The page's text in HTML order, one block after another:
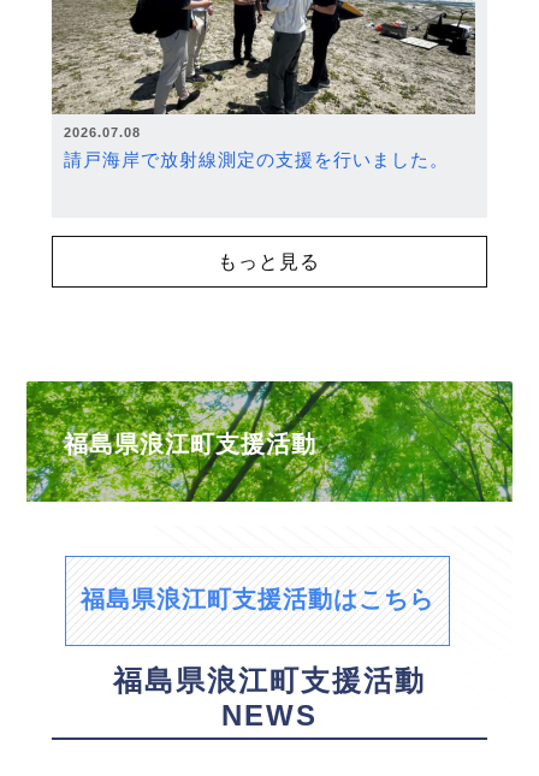
2026.07.08
請戸海岸で放射線測定の支援を行いました。
もっと見る
福島県浪江町支援活動
福島県浪江町支援活動はこちら
福島県浪江町支援活動
NEWS